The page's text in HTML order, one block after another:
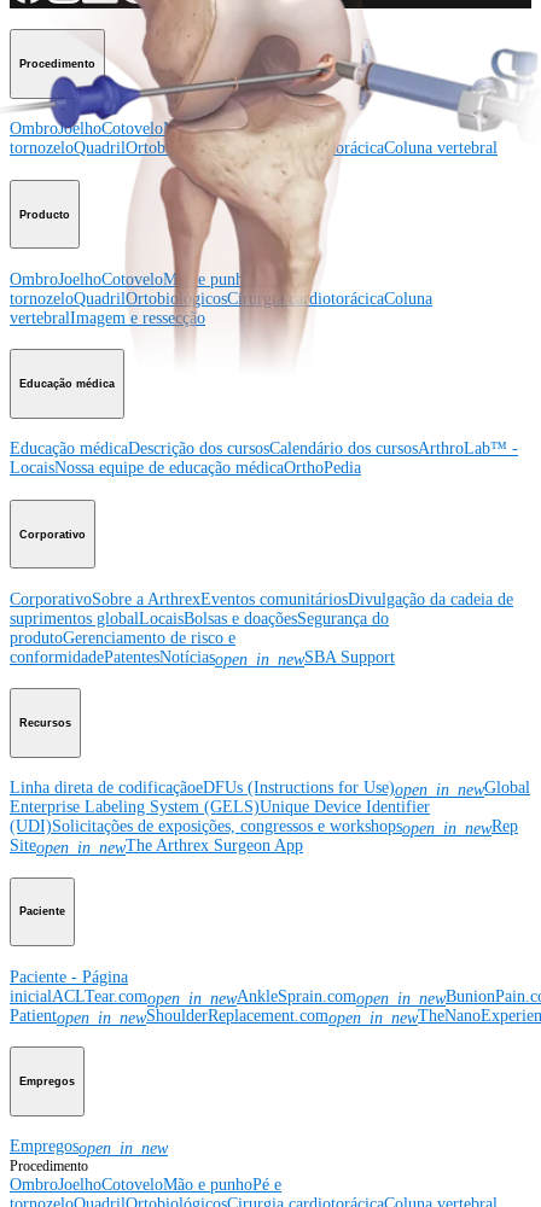
Procedimento
OmbroJoelhoCotoveloMão e punhoPé e
tornozeloQuadrilOrtobiológicos Cirurgia cardiotorácicaColuna vertebral
Producto
OmbroJoelhoCotoveloMão e punho
tornozeloQuadrilOrtobiológicosCirurgia cardiotorácicaColuna
vertebralImagem e ressecção
Educação médica
Educação médicaDescrição dos cursosCalendário dos cursosArthroLab™ -
LocaisNossa equipe de educação médicaOrthoPedia
Corporativo
CorporativoSobre a ArthrexEventos comunitáriosDivulgação da cadeia de
suprimentos globalLocaisBolsas e doaçõesSegurança do
produtoGerenciamento de risco e
conformidadePatentesNotíciasopen_in_newSBA Support
Recursos
Linha direta de codificaçãoeDFUs (Instructions for Use)open_in_newGlobal
Enterprise Labeling System (GELS)Unique Device Identifier
(UDI)Solicitações de exposições, congressos e workshopsopen_in_newRep
Siteopen_in_newThe Arthrex Surgeon App
Paciente
Paciente - Página
inicialACLTear.comopen_in_newAnkleSprain.comopen_in_new
Patientopen_in_newShoulderReplacement.comopen_in_new
Empregos
Empregosopen_in_new
Procedimento
OmbroJoelhoCotoveloMão e punhoPé e